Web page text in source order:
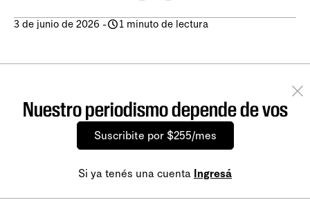
3 de junio de 2026 - 1 minuto de lectura
Nuestro periodismo depende de vos
Suscribite por $255/mes
Si ya tenés una cuenta Ingresá